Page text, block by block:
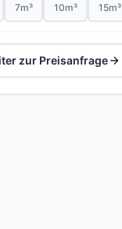
7m³ 10m³ 15m³
zur Preisanfrage